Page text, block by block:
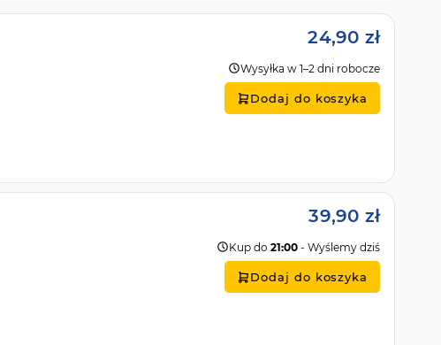
24,90 zł
Wysyłka w 1–2 dni robocze
Dodaj do koszyka
39,90 zł
Kup do 21:00 - Wyślemy dziś
Dodaj do koszyka